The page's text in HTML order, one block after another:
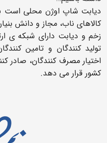
دیابت شاپ اوژن محلی است
کالاهای ناب، مجاز و دانش
زخم و دیابت دارای شبکه ی
تولید کنندگان و تامین
اختیار مصرف کنندگان، صادر
کشور قرار می دهد.